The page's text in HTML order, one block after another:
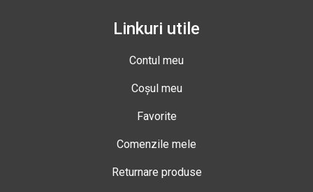
Linkuri utile
Contul meu
Coșul meu
Favorite
Comenzile mele
Returnare produse